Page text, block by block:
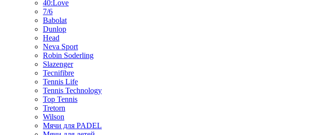
40:Love
7/6
Babolat
Dunlop
Head
Neva Sport
Robin Soderling
Slazenger
Tecnifibre
Tennis Life
Tennis Technology
Top Tennis
Tretorn
Wilson
Мячи для PADEL